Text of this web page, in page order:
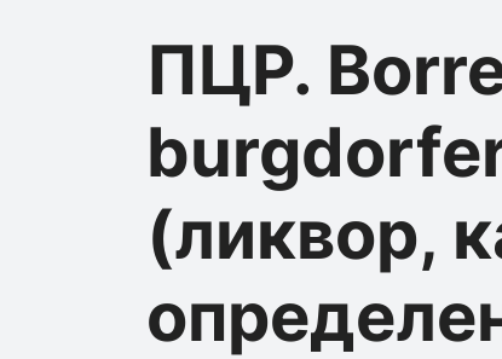
ПЦР.
(ликвор,